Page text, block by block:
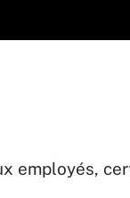
employés,